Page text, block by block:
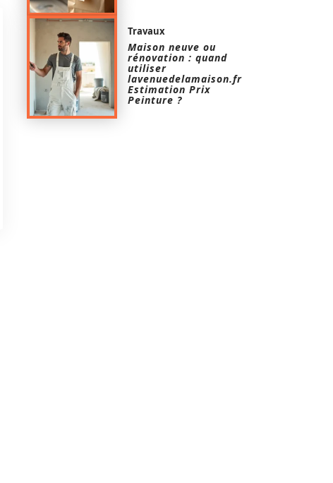
Travaux
Maison neuve ou
rénovation : quand
utiliser
lavenuedelamaison.fr
Estimation Prix
Peinture ?